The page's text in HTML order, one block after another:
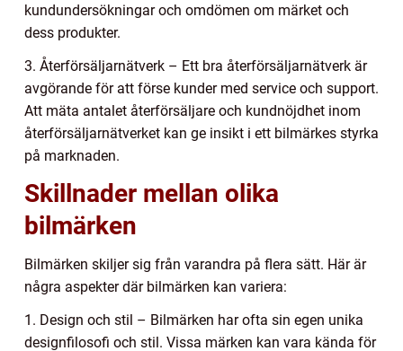
kundundersökningar och omdömen om märket och
dess produkter.
3. Återförsäljarnätverk – Ett bra återförsäljarnätverk är
avgörande för att förse kunder med service och support.
Att mäta antalet återförsäljare och kundnöjdhet inom
återförsäljarnätverket kan ge insikt i ett bilmärkes styrka
på marknaden.
Skillnader mellan olika
bilmärken
Bilmärken skiljer sig från varandra på flera sätt. Här är
några aspekter där bilmärken kan variera:
1. Design och stil – Bilmärken har ofta sin egen unika
designfilosofi och stil. Vissa märken kan vara kända för